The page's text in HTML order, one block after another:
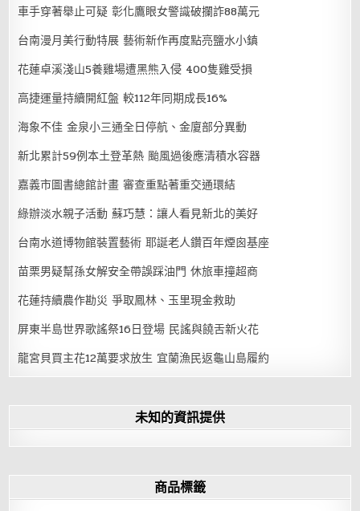
車手穿著舉止可疑 彰化鷹眼女警識破攔詐88萬元
台南漫月美行動特展 藝術新作再度點亮鹽水小鎮
花蓮卓溪淺山5養雞場遭黑熊入侵 400隻雞受損
高捷運量持續開紅盤 較112年同期成長16%
海象不佳 金泉小三通全日停航、金廈部分異動
新北累計59例本土登革熱 颱風過後應清積水容器
嘉義市圖書總館計畫 審查重點著重交通環結
綠辦淡水親子活動 蘇巧慧：讓人看見新北的美好
台南水道博物館裝置藝術 耶誕老人鑽百年煙囪基座
苗栗男疑幫孫女解安全帶誤踩油門 休旅車撞超商
花蓮持續農作勘災 爭取鳳林、玉里現金救助
屏東半島世界歌謠祭16日登場 民謠與饒舌新火花
龍宮貝買主花12萬要求放生 宜蘭漁民返龜山島履約
未知的資訊提供
商品標籤